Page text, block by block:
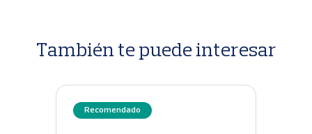
También te puede interesar
Recomendado